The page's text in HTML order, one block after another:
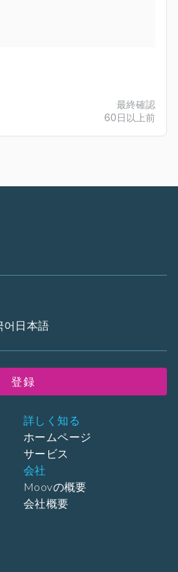
最終確認
60日以上前
詳しく知る
ホームページ
サービス
会社
Moovの概要
会社概要
어 日本語
登録